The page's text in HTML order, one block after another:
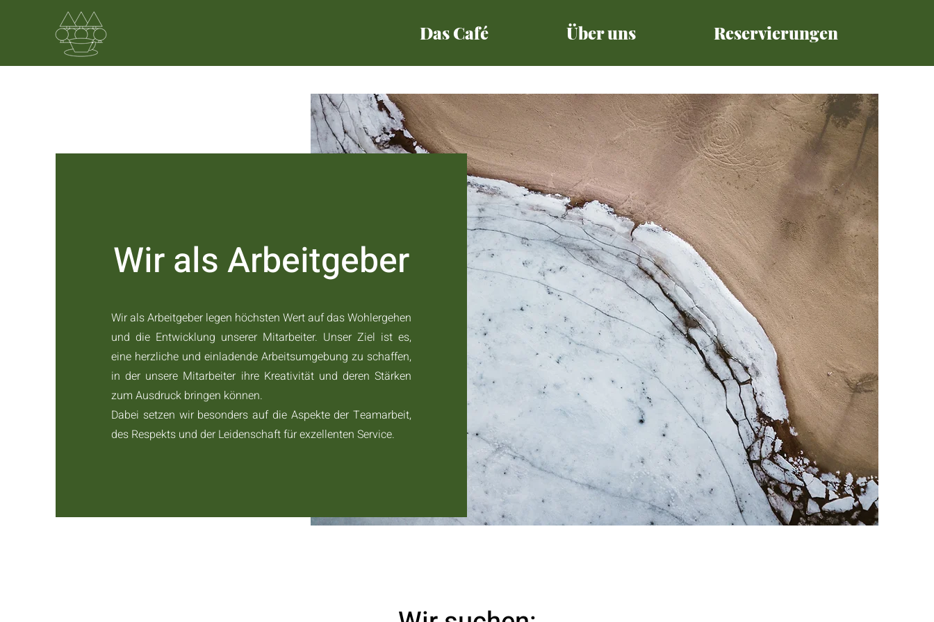
Das Café Über uns Reservierungen
Wir als Arbeitgeber
Wir als Arbeitgeber legen höchsten Wert auf das Wohlergehen
und die Entwicklung unserer Mitarbeiter. Unser Ziel ist es,
eine herzliche und einladende Arbeitsumgebung zu schaffen,
in der unsere Mitarbeiter ihre Kreativität und deren Stärken
zum Ausdruck bringen können.
Dabei setzen wir besonders auf die Aspekte der Teamarbeit,
des Respekts und der Leidenschaft für exzellenten Service.